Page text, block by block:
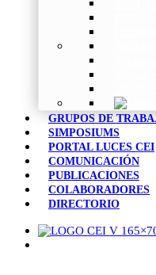
GRUPOS DE
SIMPOSIUMS
PORTAL LUCES CEI
COMUNICACIÓN
PUBLICACIONES
COLABORADORES
DIRECTORIO